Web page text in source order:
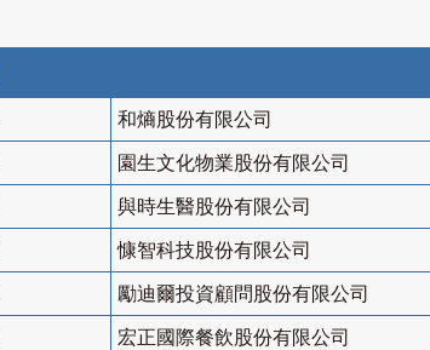
和熵股份有限公司
園生文化物業股份有限公司
與時生醫股份有限公司
慷智科技股份有限公司
勵迪爾投資顧問股份有限公司
宏正國際餐飲股份有限公司